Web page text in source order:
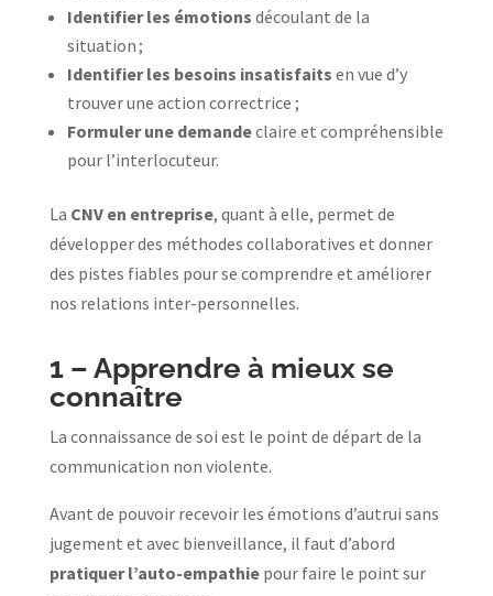
Identifier les émotions découlant de la
situation ;
Identifier les besoins insatisfaits en vue d’y
trouver une action correctrice ;
Formuler une demandeclaire et compréhensible
pour l’interlocuteur.
La CNV en entreprise, quant à elle, permet de
développer des méthodes collaboratives et donner
des pistes fiables pour se comprendre et améliorer
nos relations inter-personnelles.
1 – Apprendre à mieux se
connaître
La connaissance de soi est le point de départ de la
communication non violente.
Avant de pouvoir recevoir les émotions d’autrui sans
jugement et avec bienveillance, il faut d’abord
pratiquer l’auto-empathie pour faire le point sur